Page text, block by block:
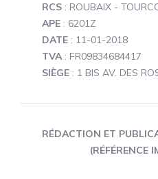
RCS : ROUBAIX -
APE : 6201Z
DATE : 11-01-2018
TVA: FR09834684417
SIÈGE : 1 BIS AV. DES
RÉDACTION ET
(RÉFÉRENCE